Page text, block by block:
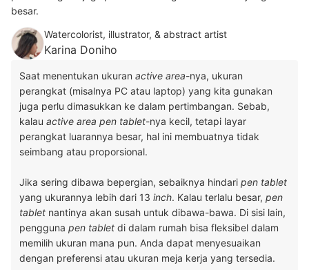
besar.
Watercolorist, illustrator, & abstract artist
Karina Doniho
Saat menentukan ukuran active area-nya, ukuran
perangkat (misalnya PC atau laptop) yang kita gunakan
juga perlu dimasukkan ke dalam pertimbangan. Sebab,
kalau active area pen tablet-nya kecil, tetapi layar
perangkat luarannya besar, hal ini membuatnya tidak
seimbang atau proporsional.
Jika sering dibawa bepergian, sebaiknya hindari pen tablet
yang ukurannya lebih dari 13 inch. Kalau terlalu besar, pen
tablet nantinya akan susah untuk dibawa-bawa. Di sisi lain,
pengguna pen tablet di dalam rumah bisa fleksibel dalam
memilih ukuran mana pun. Anda dapat menyesuaikan
dengan preferensi atau ukuran meja kerja yang tersedia.